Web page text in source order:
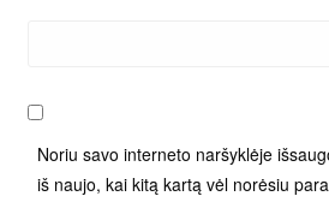
Noriu savo interneto naršyklėje
iš naujo, kai kitą kartą vėl norėsiu